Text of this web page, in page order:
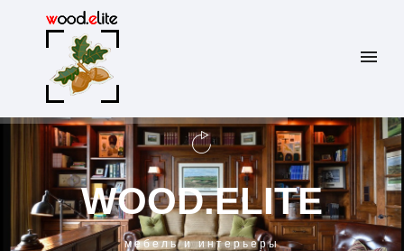
WOOD.ELITE
мебель и интерьеры